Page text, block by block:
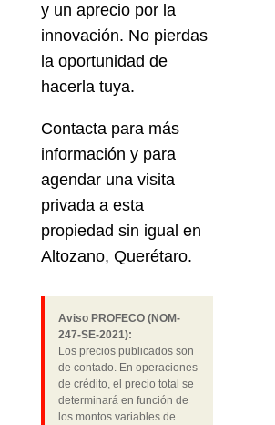
y un aprecio por la
innovación. No pierdas
la oportunidad de
hacerla tuya.
Contacta para más
información y para
agendar una visita
privada a esta
propiedad sin igual en
Altozano, Querétaro.
Aviso PROFECO (NOM-
247-SE-2021):
Los precios publicados son
de contado. En operaciones
de crédito, el precio total se
determinará en función de
los montos variables de